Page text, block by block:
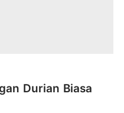
Durian Biasa